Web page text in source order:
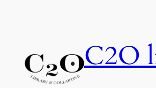
C2O